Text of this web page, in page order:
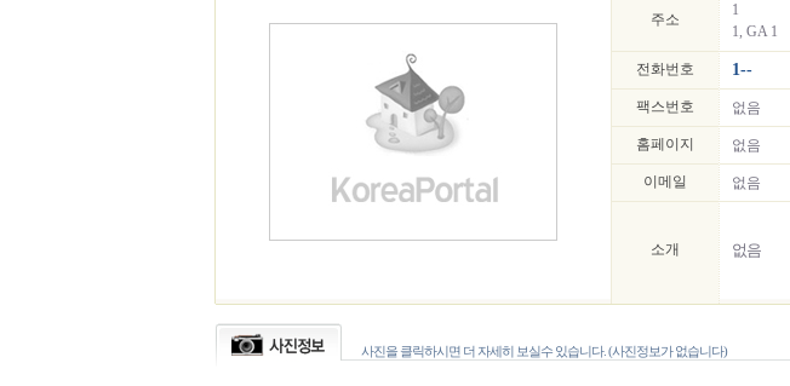
주소
1
1, GA 1
전화번호 1--
팩스번호 없음
홈페이지 없음
이메일 없음
소개 없음
사진을 클릭하시면 더 자세히 보실수 있습니다. (사진정보가 없습니다)